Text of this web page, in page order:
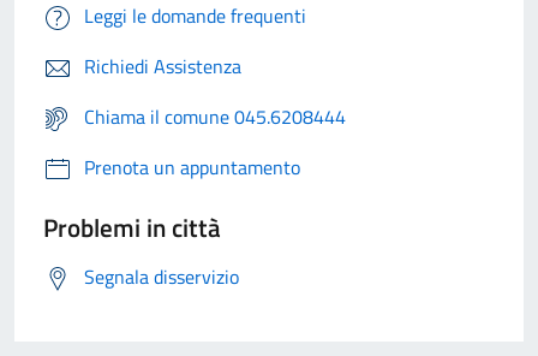
Leggi le domande frequenti
Richiedi Assistenza
Chiama il comune 045.6208444
Prenota un appuntamento
Problemi in città
Segnala disservizio